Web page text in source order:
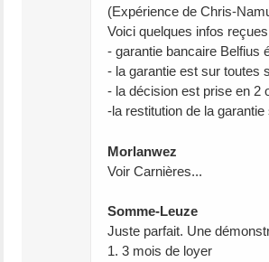
(Expérience de Chris-
Voici quelques infos
- garantie bancaire Belfius
- la garantie est sur toutes
- la décision est prise en 2
-la restitution de la
Morlanwez
Voir Carnières...
Somme-Leuze
Juste parfait. Une
1. 3 mois de loyer